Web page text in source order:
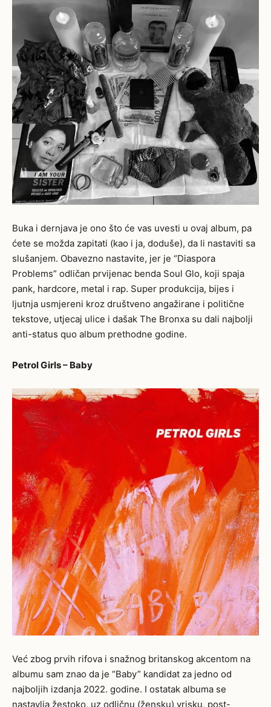
Buka i dernjava je ono što će vas uvesti u ovaj album, pa
ćete se možda zapitati (kao i ja, doduše), da li nastaviti sa
slušanjem. Obavezno nastavite, jer je “Diaspora
Problems” odličan prvijenac benda Soul Glo, koji spaja
pank, hardcore, metal i rap. Super produkcija, bijes i
ljutnja usmjereni kroz društveno angažirane i politične
tekstove, utjecaj ulice i dašak The Bronxa su dali najbolji
anti-status quo album prethodne godine.
Petrol Girls – Baby
Već zbog prvih rifova i snažnog britanskog akcentom na
albumu sam znao da je “Baby” kandidat za jedno od
najboljih izdanja 2022. godine. I ostatak albuma se
nastavlja žestoko, uz odličnu (žensku) vrisku, post-